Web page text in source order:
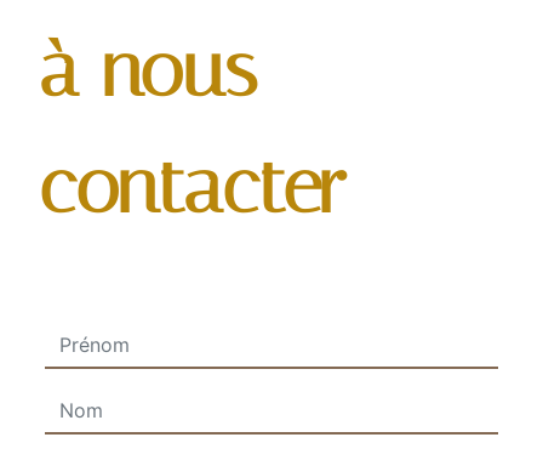
à nous
contacter